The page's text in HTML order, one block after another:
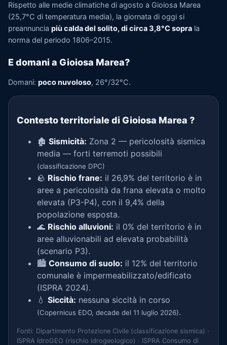
Rispetto alle medie climatiche di agosto a Gioiosa Marea
(25,7°C di temperatura media), la giornata di oggi si
preannuncia più calda del solito, di circa 3,8°C sopra la
norma del periodo 1806–2015.
E domani a Gioiosa Marea?
Domani: poco nuvoloso, 26°/32°C.
Contesto territoriale di Gioiosa Marea ?
🏚️ Sismicità: Zona 2 — pericolosità sismica
media — forti terremoti possibili
(classificazione DPC)
🪨 Rischio frane: il 26,9% del territorio è in
aree a pericolosità da frana elevata o molto
elevata (P3-P4), con il 9,4% della
popolazione esposta.
🌊 Rischio alluvioni: il 0% del territorio è in
aree alluvionabili ad elevata probabilità
(scenario P3).
🏙️ Consumo di suolo: il 12% del territorio
comunale è impermeabilizzato/edificato
(ISPRA 2024).
💧 Siccità: nessuna siccità in corso
(Copernicus EDO, decade del 11 luglio 2026).
Fonti: Dipartimento Protezione Civile (classificazione sismica) ·
ISPRA IdroGEO (rischio idrogeologico) · ISPRA Consumo di